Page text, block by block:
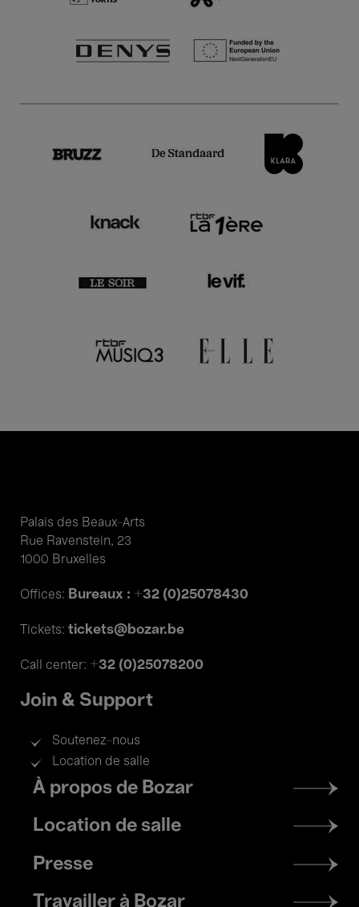
Palais des Beaux-Arts
Rue Ravenstein, 23
1000 Bruxelles
Offices: Bureaux : +32 (0)25078430
Tickets: tickets@bozar.be
Call center: +32 (0)25078200
Join & Support
Soutenez-nous
Location de salle
Footer
menu
À propos de Bozar
Location de salle
Presse
Travailler à Bozar